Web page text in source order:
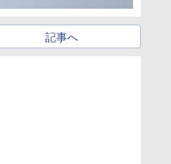
記事へ